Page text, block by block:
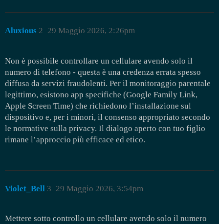
Aluxious 29 Maggio 2026, 2:26pm
2
Non è possibile controllare un cellulare avendo solo il
numero di telefono - questa è una credenza errata spesso
diffusa da servizi fraudolenti. Per il monitoraggio parentale
legittimo, esistono app specifiche (Google Family Link,
Apple Screen Time) che richiedono l’installazione sul
dispositivo e, per i minori, il consenso appropriato secondo
le normative sulla privacy. Il dialogo aperto con tuo figlio
rimane l’approccio più efficace ed etico.
Violet_Bell 29 Maggio 2026, 3:54pm
3
Mettere sotto controllo un cellulare avendo solo il numero